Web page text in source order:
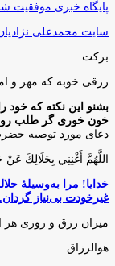
پایگاه خبری موفقیت
سایت محمدعلی
برکت
رزقی خوبه كه مهر و
بشنو این نکته که خود
خون خوری گر طلب
دعای مورد توصیه
اللَّهُمَّ أَغْنِنِي بِحَلَالِكَ
خدایا! مرا به‌وسیلۀ
غیرخودت بی‌نیاز گردان.
میزان رزق و روزی هر
هوالرزاق